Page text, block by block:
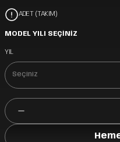
ADET (TAKIM)
MODEL YILI SEÇİNİZ
YIL